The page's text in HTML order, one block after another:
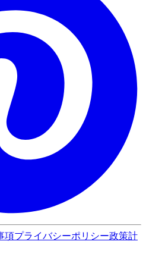
項プライバシーポリシー政策計